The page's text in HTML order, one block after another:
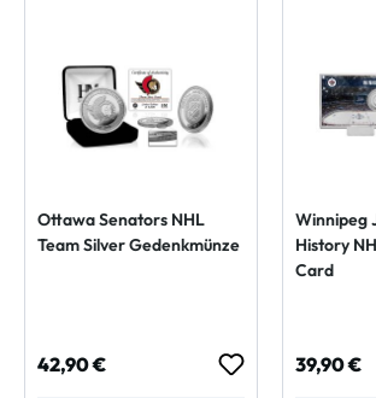
Ottawa Senators NHL
Team Silver Gedenkmünze
Regulärer Preis:
42,90 €
Winnipeg
History
Card
39,90 €